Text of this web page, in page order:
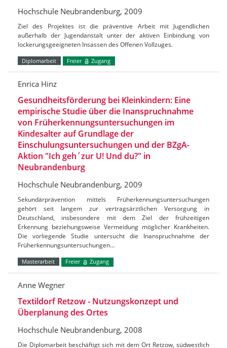
Hochschule Neubrandenburg, 2009
Ziel des Projektes ist die präventive Arbeit mit Jugendlichen
außerhalb der Jugendanstalt unter der aktiven Einbindung von
lockerungsgeeigneten Insassen des Offenen Vollzuges.
Diplomarbeit Freier Zugang
Enrica Hinz
Gesundheitsförderung bei Kleinkindern: Eine
empirische Studie über die Inanspruchnahme
von Früherkennungsuntersuchungen im
Kindesalter auf Grundlage der
Einschulungsuntersuchungen und der BZgA-
Aktion "Ich geh´zur U! Und du?" in
Neubrandenburg
Hochschule Neubrandenburg, 2009
Sekundärprävention mittels Früherkennungsuntersuchungen
gehört seit langem zur vertragsärztlichen Versorgung in
Deutschland, insbesondere mit dem Ziel der frühzeitigen
Erkennung beziehungsweise Vermeidung möglicher Krankheiten.
Die vorliegende Studie untersucht die Inanspruchnahme der
Früherkennungsuntersuchungen…
Masterarbeit Freier Zugang
Anne Wegner
Textildorf Retzow - Nutzungskonzept und
Überplanung des Ortes
Hochschule Neubrandenburg, 2008
Die Diplomarbeit beschäftigt sich mit dem Ort Retzow, südwestlich